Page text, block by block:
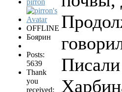
OFFLINE
Боярин
Posts:
5639
Thank
you
received: